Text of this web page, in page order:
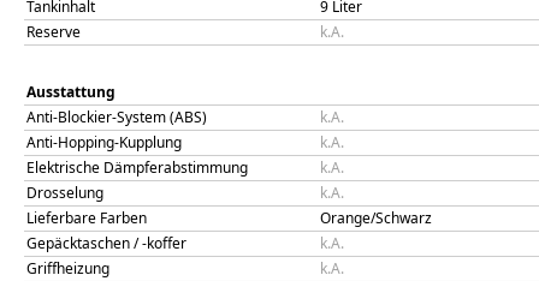
Tankinhalt
9 Liter
Reserve
k.A.
Ausstattung
Anti-Blockier-System (ABS)
k.A.
Anti-Hopping-Kupplung
k.A.
Elektrische Dämpferabstimmung
k.A.
Drosselung
k.A.
Lieferbare Farben
Orange/Schwarz
Gepäcktaschen / -koffer
k.A.
Griffheizung
k.A.